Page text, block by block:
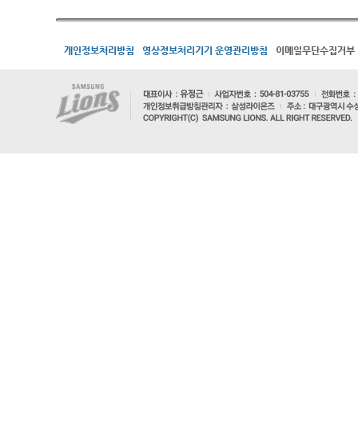
개인정보처리방침 영상정보처리기기 운영관리방침 이메일무단수집거부